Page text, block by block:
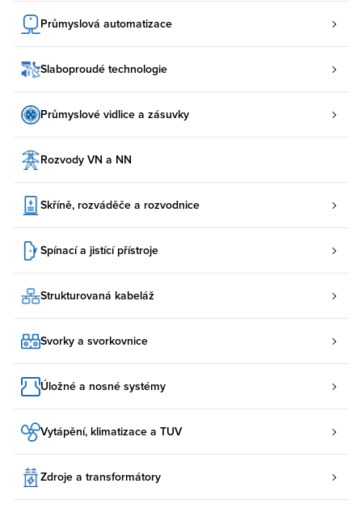
Průmyslová automatizace
Slaboproudé technologie
Průmyslové vidlice a zásuvky
Rozvody VN a NN
Skříně, rozváděče a rozvodnice
Spínací a jistící přístroje
Strukturovaná kabeláž
Svorky a svorkovnice
Úložné a nosné systémy
Vytápění, klimatizace a TUV
Zdroje a transformátory